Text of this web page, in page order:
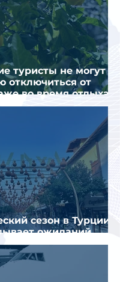
туристы не могут
отключиться от
во время отдыха
сезон в Турции
ожиданий